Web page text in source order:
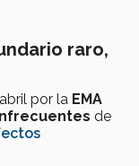
raro,
por la EMA
de